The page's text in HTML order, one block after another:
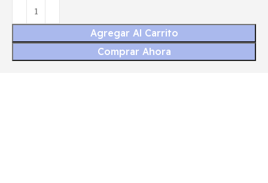
Agregar Al Carrito
Comprar Ahora